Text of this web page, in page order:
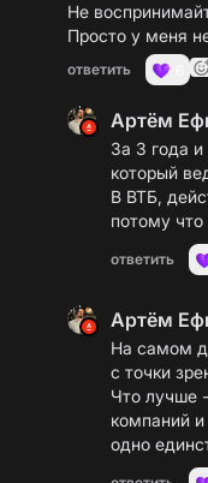
Не
Просто у меня
ответить
Артём
За 3 года
который
В ВТБ,
потому
ответить
Артём
На самом
с точки
Что лучше
компаний и
одно